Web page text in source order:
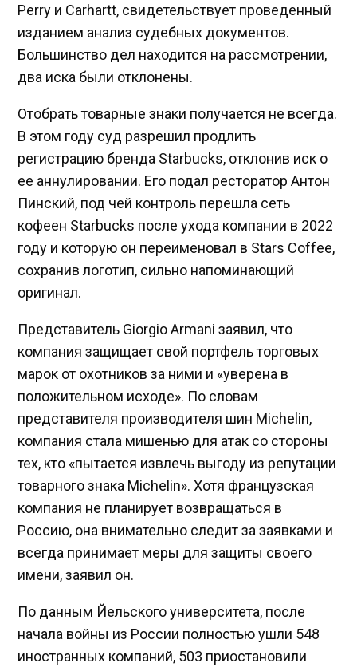
Perry и Carhartt, свидетельствует проведенный
изданием анализ судебных документов.
Большинство дел находится на рассмотрении,
два иска были отклонены.
Отобрать товарные знаки получается не всегда.
В этом году суд разрешил продлить
регистрацию бренда Starbucks, отклонив иск о
ее аннулировании. Его подал ресторатор Антон
Пинский, под чей контроль перешла сеть
кофеен Starbucks после ухода компании в 2022
году и которую он переименовал в Stars Coffee,
сохранив логотип, сильно напоминающий
оригинал.
Представитель Giorgio Armani заявил, что
компания защищает свой портфель торговых
марок от охотников за ними и «уверена в
положительном исходе». По словам
представителя производителя шин Michelin,
компания стала мишенью для атак со стороны
тех, кто «пытается извлечь выгоду из репутации
товарного знака Michelin». Хотя французская
компания не планирует возвращаться в
Россию, она внимательно следит за заявками и
всегда принимает меры для защиты своего
имени, заявил он.
По данным Йельского университета, после
начала войны из России полностью ушли 548
иностранных компаний, 503 приостановили